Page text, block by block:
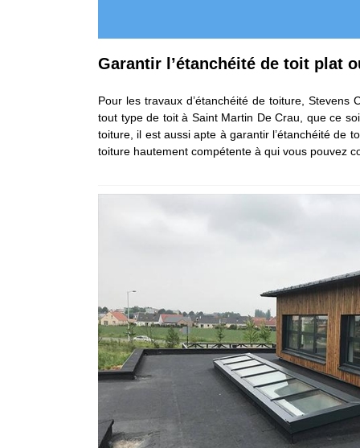
Garantir l’étanchéité de toit plat
Pour les travaux d’étanchéité de toiture,
tout type de toit à Saint Martin De Crau, que ce
toiture, il est aussi apte à garantir l’étanchéité de
toiture hautement compétente à qui vous pouvez